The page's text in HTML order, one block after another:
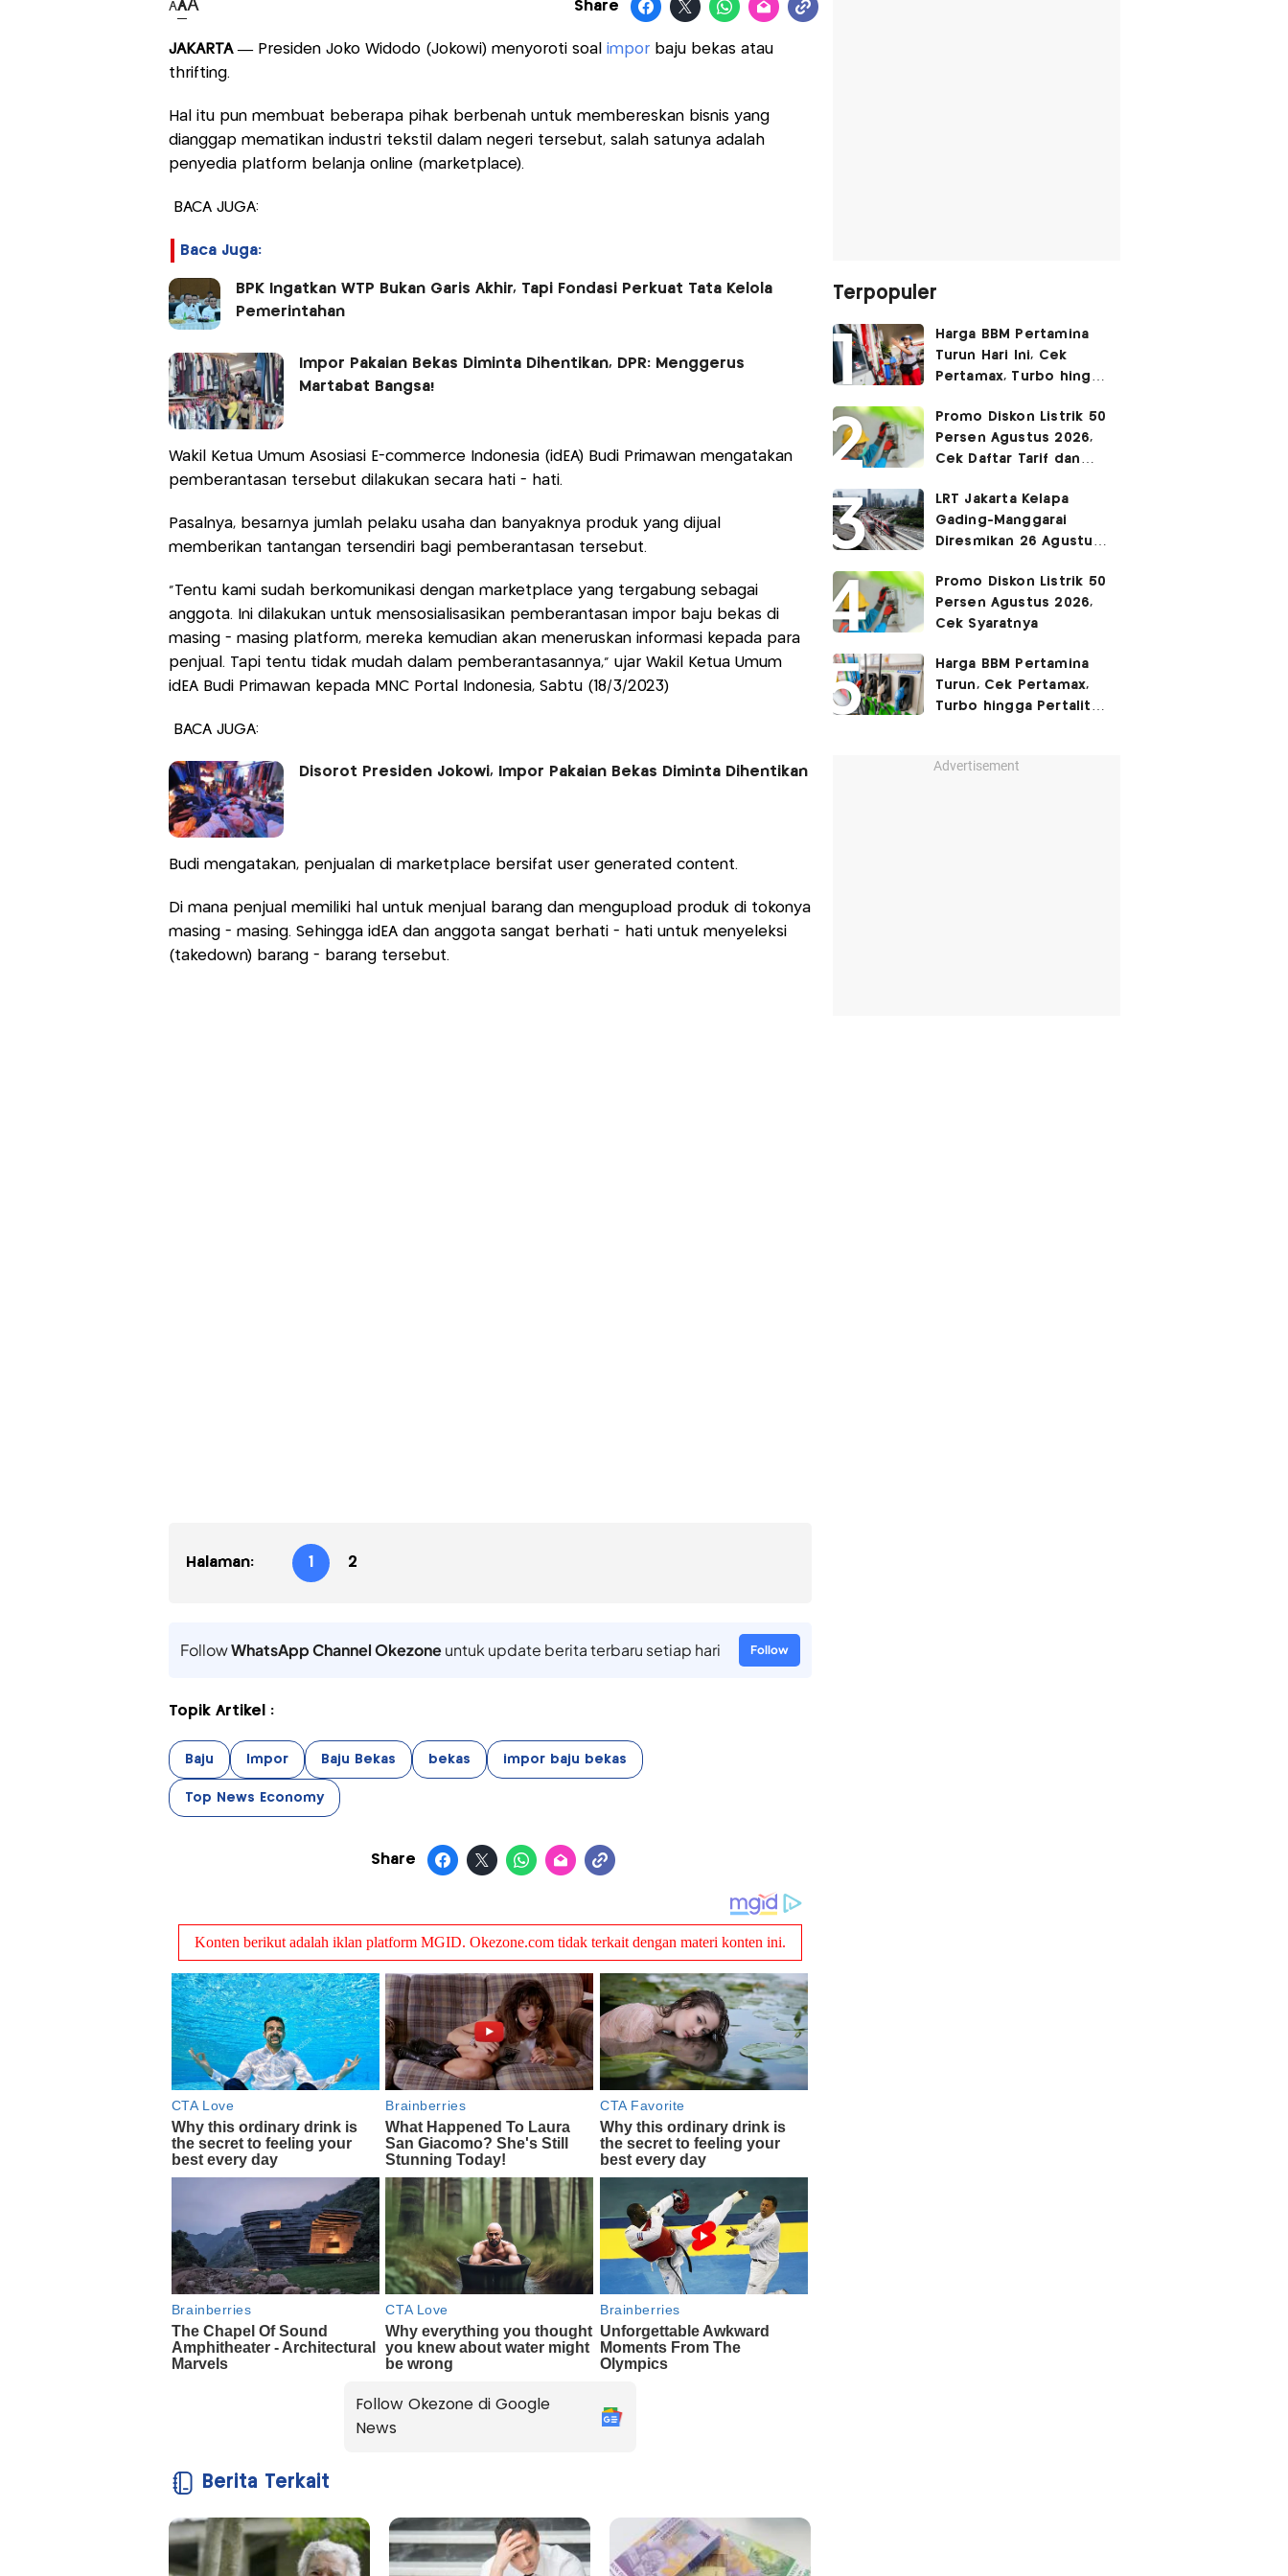
AAA Share
JAKARTA —Presiden Joko Widodo (Jokowi) menyoroti soal imporbaju bekas atau
thrifting.
Hal itu pun membuat beberapa pihak berbenah untuk membereskan bisnis yang
dianggap mematikan industri tekstil dalam negeri tersebut, salah satunya adalah
penyedia platform belanja online (marketplace).
BACA JUGA:
Baca Juga:
BPK Ingatkan WTP Bukan Garis Akhir, Tapi Fondasi Perkuat Tata Kelola
Pemerintahan
Impor Pakaian Bekas Diminta Dihentikan, DPR: Menggerus
Martabat Bangsa!
Wakil Ketua Umum Asosiasi E-commerce Indonesia (idEA) Budi Primawan mengatakan
pemberantasan tersebut dilakukan secara hati - hati.
Pasalnya, besarnya jumlah pelaku usaha dan banyaknya produk yang dijual
memberikan tantangan tersendiri bagi pemberantasan tersebut.
“Tentu kami sudah berkomunikasi dengan marketplace yang tergabung sebagai
anggota. Ini dilakukan untuk mensosialisasikan pemberantasan impor baju bekas di
masing - masing platform, mereka kemudian akan meneruskan informasi kepada para
penjual. Tapi tentu tidak mudah dalam pemberantasannya,” ujar Wakil Ketua Umum
idEA Budi Primawan kepada MNC Portal Indonesia, Sabtu (18/3/2023)
BACA JUGA:
Disorot Presiden Jokowi, Impor Pakaian Bekas Diminta Dihentikan
Budi mengatakan, penjualan di marketplace bersifat user generated content.
Di mana penjual memiliki hal untuk menjual barang dan mengupload produk di tokonya
masing - masing. Sehingga idEA dan anggota sangat berhati - hati untuk menyeleksi
(takedown) barang - barang tersebut.
Halaman: 1 2
FollowWhatsApp Channel Okezoneuntuk update berita terbaru setiap hari Follow
Topik Artikel :
Baju Impor Baju Bekas bekas impor baju bekas
Top News Economy
Share
Follow Okezone di Google
News
Berita Terkait
Terpopuler
Harga BBM Pertamina
Turun Hari Ini, Cek
Pertamax, Turbo hingga
2026
Promo Diskon Listrik 50
Persen Agustus 2026,
Cek Daftar Tarif dan
LRT Jakarta Kelapa
Gading-Manggarai
Diresmikan 26 Agustus
Promo Diskon Listrik 50
Persen Agustus 2026,
Cek Syaratnya
Harga BBM Pertamina
Turun, Cek Pertamax,
Turbo hingga Pertalite
Advertisement